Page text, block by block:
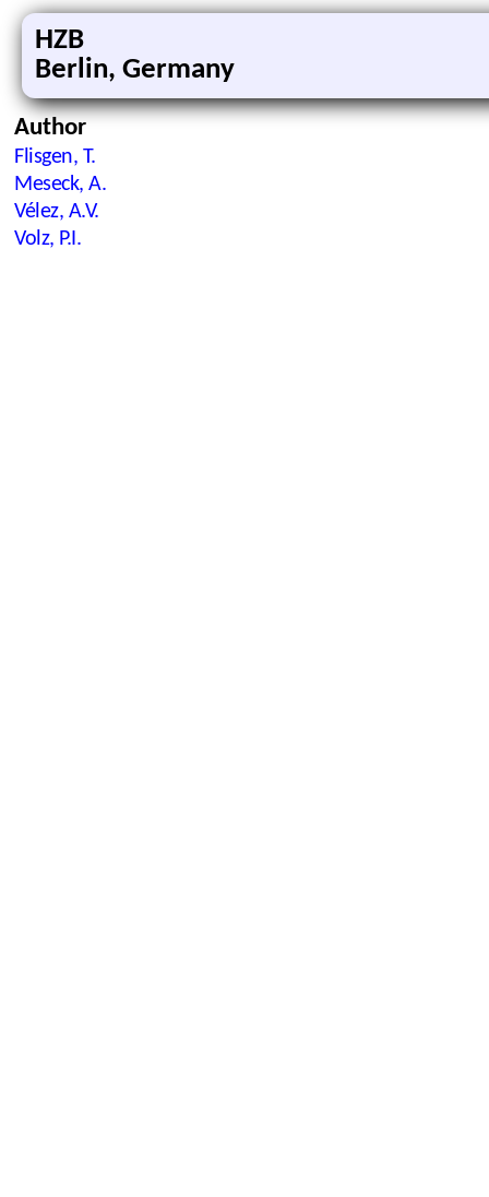
HZB
Berlin, Germany
Author
Flisgen, T.
Meseck, A.
Vélez, A.V.
Volz, P.I.